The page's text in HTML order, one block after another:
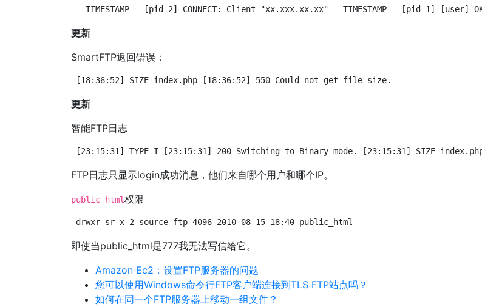
- TIMESTAMP - [pid 2] CONNECT: Client "xx.xxx.xx.xx" - TIMESTAMP - [pid 1] [user]
更新
SmartFTP返回错误：
[18:36:52] SIZE index.php [18:36:52] 550 Could not get file size.
更新
智能FTP日志
[23:15:31] TYPE I [23:15:31] 200 Switching to Binary mode. [23:15:31] SIZE
FTP日志只显示login成功消息，他们来自哪个用户和哪个IP。
public_html权限
drwxr-sr-x 2 source ftp 4096 2010-08-15 18:40 public_html
即使当public_html是777我无法写信给它。
Amazon Ec2：设置FTP服务器的问题
您可以使用Windows命令行FTP客户端连接到TLS FTP站点吗？
如何在同一个FTP服务器上移动一组文件？